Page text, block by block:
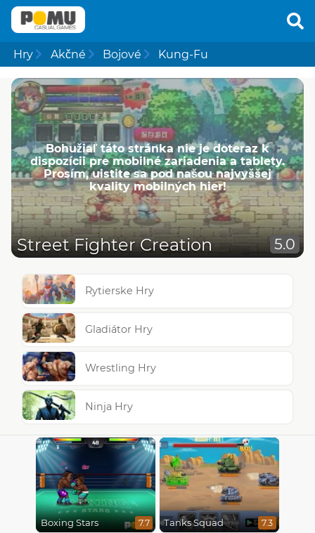
Hry Akčné Bojové Kung-Fu
Bohužiaľ táto stránka nie je doteraz k
dispozícii pre mobilné zariadenia a tablety.
Prosím, uistite sa pod našou najvyššej
kvality mobilných hier!
Street Fighter Creation 5.0
Rytierske Hry
Gladiátor Hry
Wrestling Hry
Ninja Hry
Boxing Stars 7.7 Tanks Squad 7.3